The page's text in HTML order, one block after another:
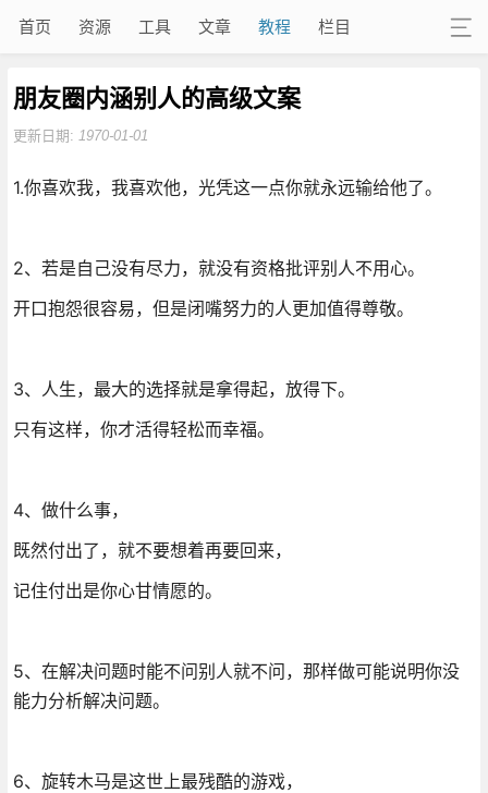
首页 资源 工具 文章 教程 栏目
朋友圈内涵别人的高级文案
更新日期: 1970-01-01
1.你喜欢我，我喜欢他，光凭这一点你就永远输给他了。
2、若是自己没有尽力，就没有资格批评别人不用心。
开口抱怨很容易，但是闭嘴努力的人更加值得尊敬。
3、人生，最大的选择就是拿得起，放得下。
只有这样，你才活得轻松而幸福。
4、做什么事，
既然付出了，就不要想着再要回来，
记住付出是你心甘情愿的。
5、在解决问题时能不问别人就不问，那样做可能说明你没
能力分析解决问题。
6、旋转木马是这世上最残酷的游戏，